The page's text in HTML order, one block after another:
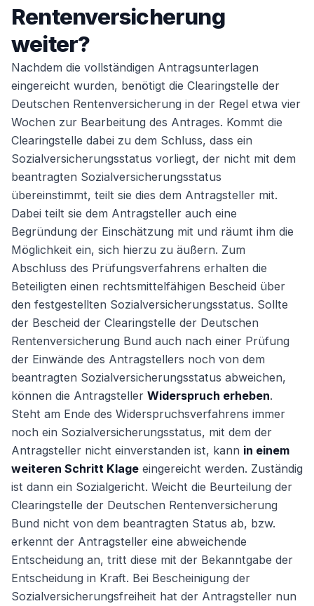
Rentenversicherung
weiter?
Nachdem die vollständigen Antragsunterlagen
eingereicht wurden, benötigt die Clearingstelle der
Deutschen Rentenversicherung in der Regel etwa vier
Wochen zur Bearbeitung des Antrages. Kommt die
Clearingstelle dabei zu dem Schluss, dass ein
Sozialversicherungsstatus vorliegt, der nicht mit dem
beantragten Sozialversicherungsstatus
übereinstimmt, teilt sie dies dem Antragsteller mit.
Dabei teilt sie dem Antragsteller auch eine
Begründung der Einschätzung mit und räumt ihm die
Möglichkeit ein, sich hierzu zu äußern. Zum
Abschluss des Prüfungsverfahrens erhalten die
Beteiligten einen rechtsmittelfähigen Bescheid über
den festgestellten Sozialversicherungsstatus. Sollte
der Bescheid der Clearingstelle der Deutschen
Rentenversicherung Bund auch nach einer Prüfung
der Einwände des Antragstellers noch von dem
beantragten Sozialversicherungsstatus abweichen,
können die Antragsteller Widerspruch erheben.
Steht am Ende des Widerspruchsverfahrens immer
noch ein Sozialversicherungsstatus, mit dem der
Antragsteller nicht einverstanden ist, kann in einem
weiteren Schritt Klage eingereicht werden. Zuständig
ist dann ein Sozialgericht. Weicht die Beurteilung der
Clearingstelle der Deutschen Rentenversicherung
Bund nicht von dem beantragten Status ab, bzw.
erkennt der Antragsteller eine abweichende
Entscheidung an, tritt diese mit der Bekanntgabe der
Entscheidung in Kraft. Bei Bescheinigung der
Sozialversicherungsfreiheit hat der Antragsteller nun